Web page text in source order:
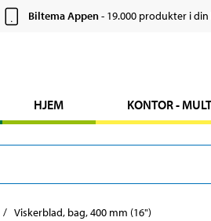
Biltema Appen- 19.000 produkter i
HJEM KONTOR -
Viskerblad, bag, 400 mm (16")